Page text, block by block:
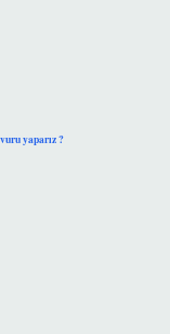
yaparız ?